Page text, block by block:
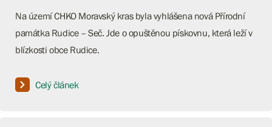
Na území CHKO Moravský kras byla vyhlášena nová Přírodní
památka Rudice – Seč. Jde o opuštěnou pískovnu, která leží v
blízkosti obce Rudice.
Celý článek